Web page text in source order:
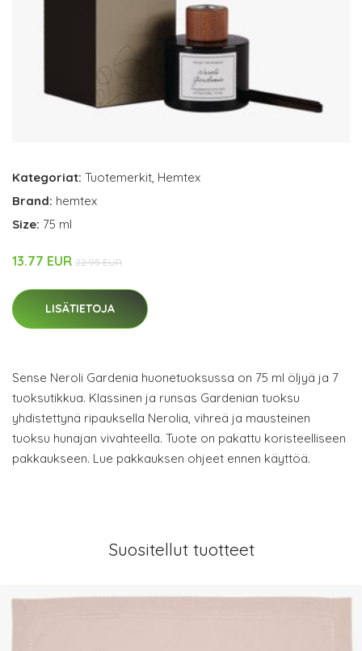
Kategoriat: Tuotemerkit, Hemtex
Brand: hemtex
Size: 75 ml
13.77 EUR 22.95 EUR
LISÄTIETOJA
Sense Neroli Gardenia huonetuoksussa on 75 ml öljyä ja 7
tuoksutikkua. Klassinen ja runsas Gardenian tuoksu
yhdistettynä ripauksella Nerolia, vihreä ja mausteinen
tuoksu hunajan vivahteella. Tuote on pakattu koristeelliseen
pakkaukseen. Lue pakkauksen ohjeet ennen käyttöä.
Suositellut tuotteet